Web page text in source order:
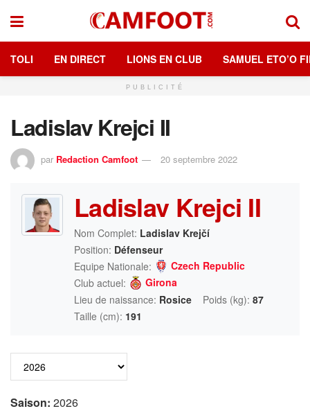
TOLI EN DIRECT LIONS EN CLUB SAMUEL ETO’O
PUBLICITÉ
Ladislav Krejci II
par Redaction Camfoot 20 septembre 2022
Ladislav Krejci II
Nom Complet: Ladislav Krejčí
Position: Défenseur
Equipe Nationale:
Czech Republic
Club actuel:
Girona
Lieu de naissance: Rosice Poids (kg): 87
Taille (cm): 191
Saison: 2026